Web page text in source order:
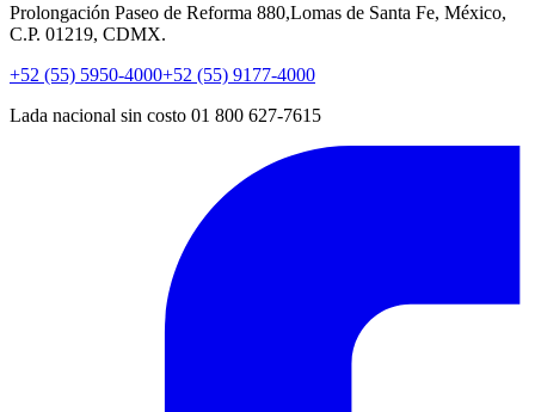
Prolongación Paseo de Reforma 880,Lomas de Santa Fe, México,
C.P. 01219, CDMX.
+52 (55) 5950-4000+52 (55) 9177-4000
Lada nacional sin costo 01 800 627-7615